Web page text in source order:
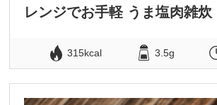
レンジでお手軽 うま塩肉雑炊
315kcal 3.5g